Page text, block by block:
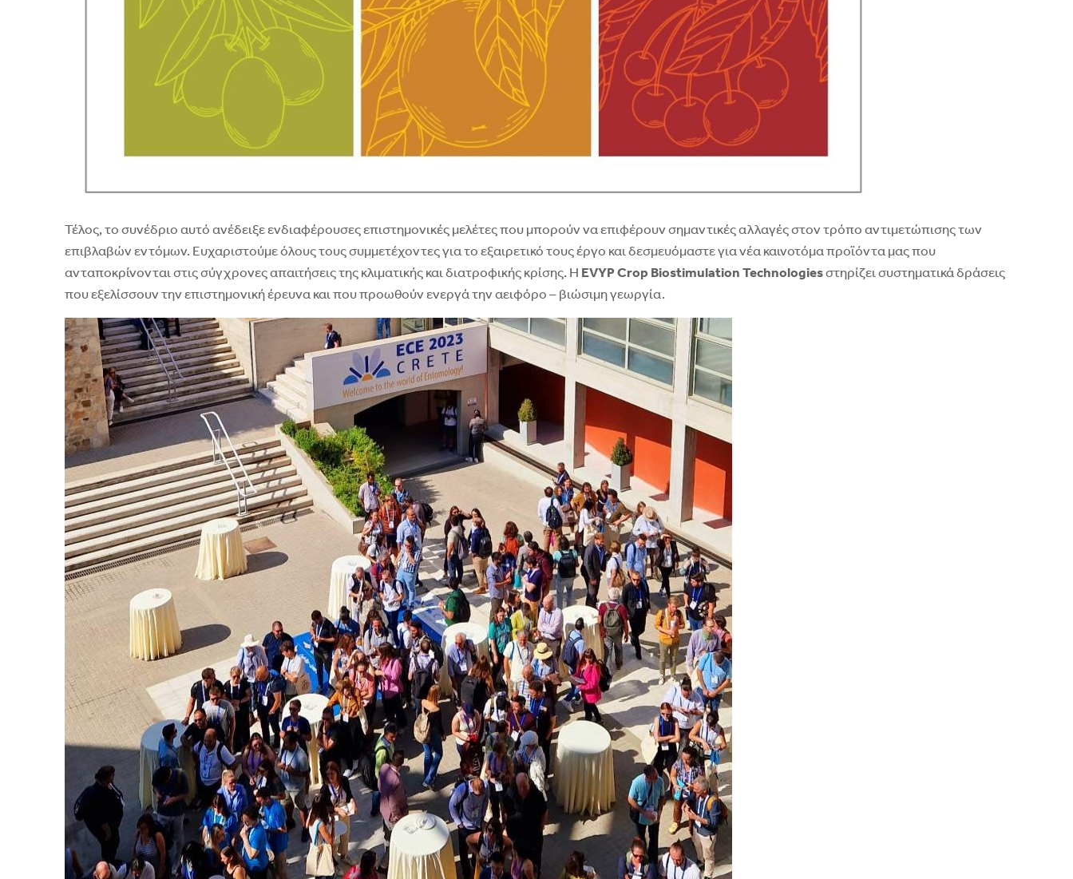
Τέλος, το συνέδριο αυτό ανέδειξε ενδιαφέρουσες επιστημονικές μελέτες που μπορούν να επιφέρουν σημαντικές αλλαγές στον τρόπο αντιμετώπισης των
επιβλαβών εντόμων. Ευχαριστούμε όλους τους συμμετέχοντες για το εξαιρετικό τους έργο και δεσμευόμαστε για νέα καινοτόμα προϊόντα μας που
ανταποκρίνονται στις σύγχρονες απαιτήσεις της κλιματικής και διατροφικής κρίσης. H EVYPCrop Biostimulation Technologiesστηρίζει συστηματικά δράσεις
που εξελίσσουν την επιστημονική έρευνα και που προωθούν ενεργά την αειφόρο – βιώσιμη γεωργία.